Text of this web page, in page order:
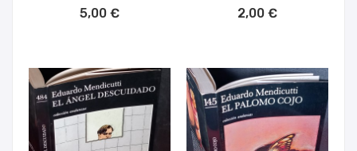
5,00 € 2,00 €